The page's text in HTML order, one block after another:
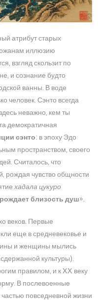
атрибут старых
иллюзию
взгляд скользит по
и сознание будто
ванны. В воде
человек. Сэнто всегда
неважно, кем ты
демократичная
сэнто: в эпоху Эдо
пространством, своего
Считалось, что
рождая чувство общности
хадала цукуро
близость душ»​.
веков. Первые
еще в средневековье и
и женщины мылись
культуры).
правилом, и к XX веку
В послевоенные
повседневной жизни